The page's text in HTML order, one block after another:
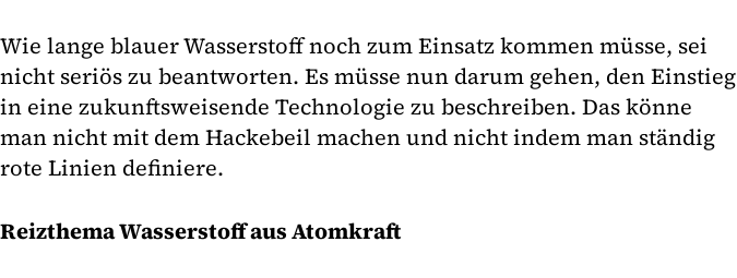
Wie lange blauer Wasserstoff noch zum Einsatz kommen müsse, sei
nicht seriös zu beantworten. Es müsse nun darum gehen, den Einstieg
in eine zukunftsweisende Technologie zu beschreiben. Das könne
man nicht mit dem Hackebeil machen und nicht indem man ständig
rote Linien definiere.
Reizthema Wasserstoff aus Atomkraft